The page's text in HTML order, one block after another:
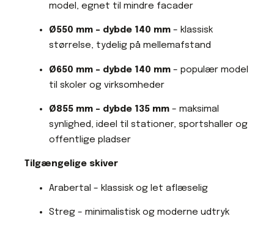
model, egnet til mindre facader
Ø550 mm – dybde 140 mm – klassisk
størrelse, tydelig på mellemafstand
Ø650 mm – dybde 140 mm – populær model
til skoler og virksomheder
Ø855 mm – dybde 135 mm – maksimal
synlighed, ideel til stationer, sportshaller og
offentlige pladser
Tilgængelige skiver
Arabertal – klassisk og let aflæselig
Streg – minimalistisk og moderne udtryk